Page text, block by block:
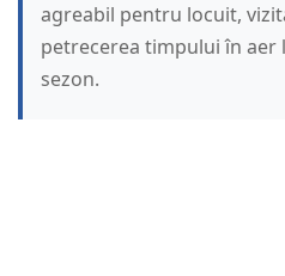
agreabil pentru locuit,
petrecerea timpului în aer
sezon.